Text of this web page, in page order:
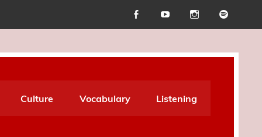
Culture Vocabulary Listening